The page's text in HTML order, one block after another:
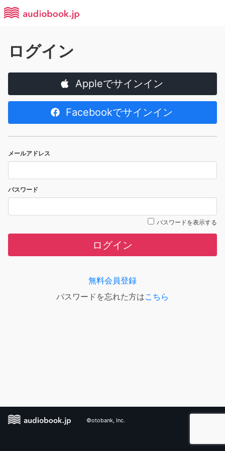
ログイン
Appleでサインイン
Facebookでサインイン
メールアドレス
パスワード
パスワードを表示する
ログイン
無料会員登録
パスワードを忘れた方はこちら
©otobank, Inc.